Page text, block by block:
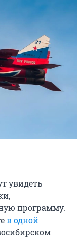
увидеть
программу.
в одной